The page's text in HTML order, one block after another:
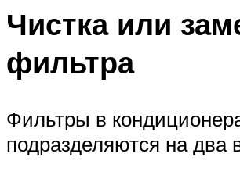
Чистка или
фильтра
Фильтры в
подразделяются на два